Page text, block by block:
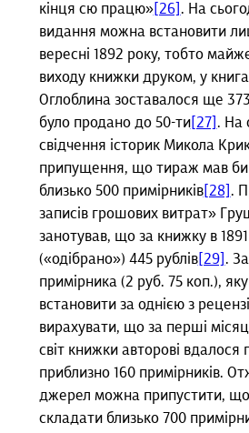
кінця сю працю»[26] . На
видання можна встановити
вересні 1892 року, тобто
виходу книжки друком, у
Оглоблина зоставалося ще
було продано до 50-ти[27] . На
свідчення історик Микола
припущення, що тираж мав би
близько 500 примірників[28] .
записів грошових витрат»
занотував, що за книжку в
(«одібрано») 445 рублів[29] .
примірника (2 руб. 75 коп.),
встановити за однією з
вирахувати, що за перші
світ книжки авторові вдалося
приблизно 160 примірників.
джерел можна припустити, що
складати близько 700